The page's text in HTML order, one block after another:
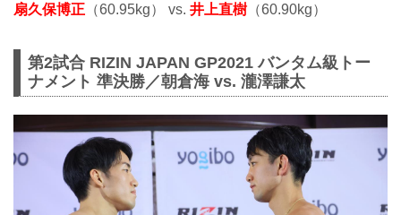
扇久保博正 （60.95kg） vs. 井上直樹 （60.90kg）
第2試合 RIZIN JAPAN GP2021 バンタム級トー
ナメント 準決勝／朝倉海 vs. 瀧澤謙太